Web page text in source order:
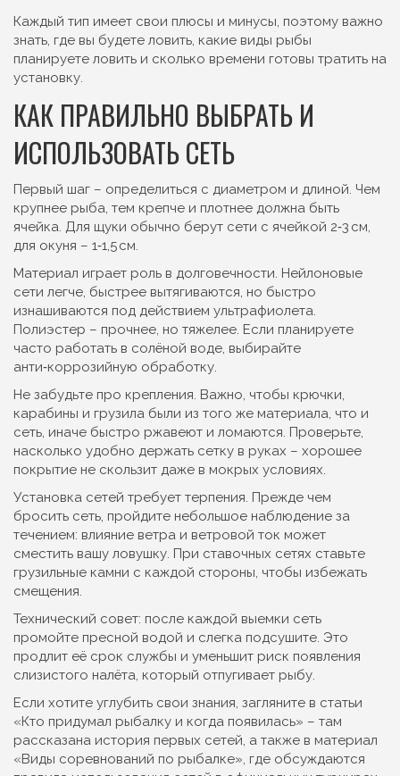
Каждый тип имеет свои плюсы и минусы, поэтому важно
знать, где вы будете ловить, какие виды рыбы
планируете ловить и сколько времени готовы тратить на
установку.
КАК ПРАВИЛЬНО ВЫБРАТЬ И
ИСПОЛЬЗОВАТЬ СЕТЬ
Первый шаг – определиться с диаметром и длиной. Чем
крупнее рыба, тем крепче и плотнее должна быть
ячейка. Для щуки обычно берут сети с ячейкой 2‑3 см,
для окуня – 1‑1,5 см.
Материал играет роль в долговечности. Нейлоновые
сети легче, быстрее вытягиваются, но быстро
изнашиваются под действием ультрафиолета.
Полиэстер – прочнее, но тяжелее. Если планируете
часто работать в солёной воде, выбирайте
анти‑коррозийную обработку.
Не забудьте про крепления. Важно, чтобы крючки,
карабины и грузила были из того же материала, что и
сеть, иначе быстро ржавеют и ломаются. Проверьте,
насколько удобно держать сетку в руках – хорошее
покрытие не скользит даже в мокрых условиях.
Установка сетей требует терпения. Прежде чем
бросить сеть, пройдите небольшое наблюдение за
течением: влияние ветра и ветровой ток может
сместить вашу ловушку. При ставочных сетях ставьте
грузильные камни с каждой стороны, чтобы избежать
смещения.
Технический совет: после каждой выемки сеть
промойте пресной водой и слегка подсушите. Это
продлит её срок службы и уменьшит риск появления
слизистого налёта, который отпугивает рыбу.
Если хотите углубить свои знания, загляните в статьи
«Кто придумал рыбалку и когда появилась» – там
рассказана история первых сетей, а также в материал
«Виды соревнований по рыбалке», где обсуждаются